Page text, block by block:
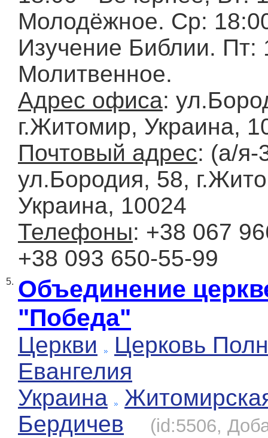
Молодёжное. Ср:
Изучение Библии. Пт:
Молитвенное.
Адрес офиса:
г.Житомир, Украина,
Почтовый адрес: (а/я-
ул.Бородия, 58,
Украина, 10024
Телефоны: +38 067
+38 093 650-55-99
5. Объединение
"Победа"
Церкви
Церковь
Евангелия
Украина
Бердичев
(id:5506,